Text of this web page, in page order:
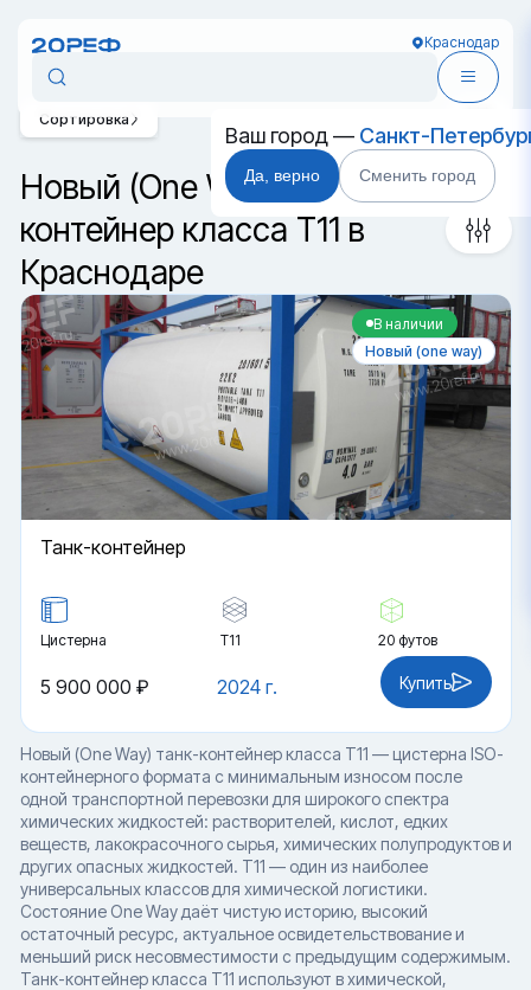
Краснодар
Ваш город — Санкт-
Да, верно Сменить город
Новый (One Way) танк-
контейнер класса T11 в
Краснодаре
Сортировка
В наличии
Новый (one way)
Танк-контейнер
Цистерна Т11 20 футов
2024 г.
5 900 000 ₽ Купить
Новый (One Way) танк-контейнер класса T11 — цистерна ISO-
контейнерного формата с минимальным износом после
одной транспортной перевозки для широкого спектра
химических жидкостей: растворителей, кислот, едких
веществ, лакокрасочного сырья, химических полупродуктов и
других опасных жидкостей. T11 — один из наиболее
универсальных классов для химической логистики.
Состояние One Way даёт чистую историю, высокий
остаточный ресурс, актуальное освидетельствование и
меньший риск несовместимости с предыдущим содержимым.
Танк-контейнер класса T11 используют в химической,